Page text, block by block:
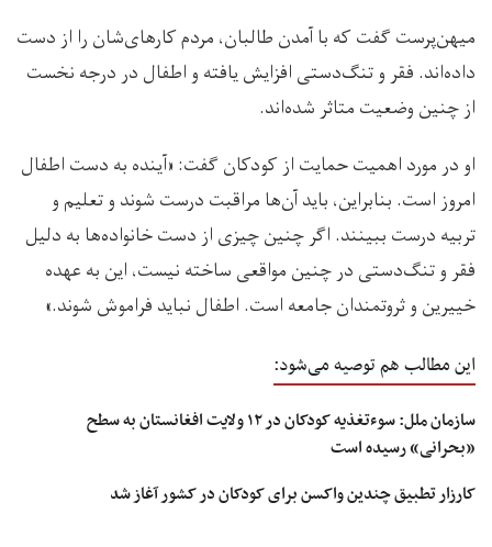
میهن‌پرست گفت که با آمدن طالبان، مردم کارهای‌شان را از دست
داده‌اند. فقر و تنگ‌دستی افزایش یافته و اطفال در درجه نخست
از چنین وضعیت متاثر شده‌اند.
او در مورد اهمیت حمایت از کودکان گفت: «آینده به دست اطفال
امروز است. بنابراین، باید آن‌ها مراقبت درست شوند و تعلیم و
تربیه درست ببینند. اگر چنین چیزی از دست خانواده‌ها به دلیل
فقر و تنگ‌دستی در چنین مواقعی ساخته نیست، این به عهده
خییرین و ثروتمندان جامعه است. اطفال نباید فراموش شوند.»
این مطالب هم توصیه می‌شود:
سازمان ملل: سوءتغذیه کودکان در ۱۲ ولایت‌ افغانستان به سطح
«بحرانی» رسیده است
کارزار تطبیق چندین واکسن برای کودکان در کشور آغاز شد